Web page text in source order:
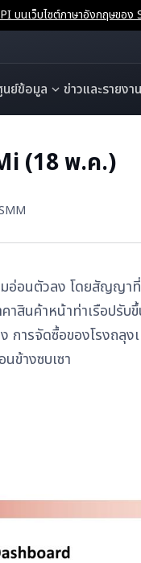
บนเว็บไซต์ภาษาอังกฤษของ
ย์ข้อมูล ข่าวและรายงาน
(18 พ.ค.)
อ่อนตัวลง โดยสัญญา
าสินค้าหน้าท่าเรือปรั
การจัดซื้อของโรงถ
ข้างซบเซา